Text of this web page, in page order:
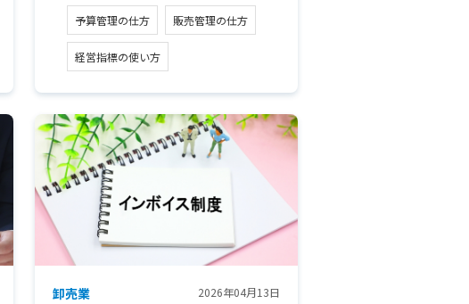
予算管理の仕方 販売管理の仕方
経営指標の使い方
卸売業 2026年04月13日